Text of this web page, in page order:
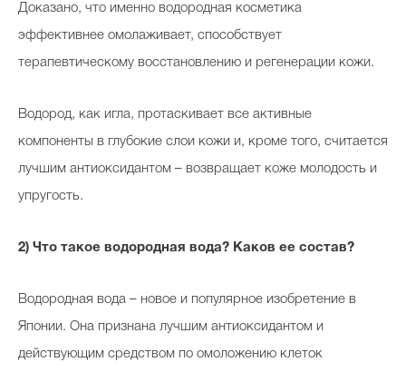
Доказано, что именно водородная косметика
эффективнее омолаживает, способствует
терапевтическому восстановлению и регенерации кожи.
Водород, как игла, протаскивает все активные
компоненты в глубокие слои кожи и, кроме того, считается
лучшим антиоксидантом – возвращает коже молодость и
упругость.
2) Что такое водородная вода? Каков ее состав?
Водородная вода – новое и популярное изобретение в
Японии. Она признана лучшим антиоксидантом и
действующим средством по омоложению клеток